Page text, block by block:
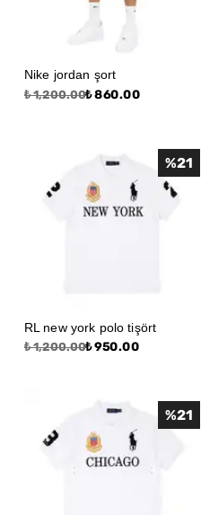
Nike jordan şort
₺ 1,200.00₺ 860.00
RL new york polo tişört
₺ 1,200.00₺ 950.00
%21
%21